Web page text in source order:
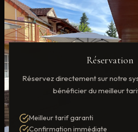
Réservation
Réservez directement sur notre
bénéficier du meilleur
Meilleur tarif garanti
Confirmation immédiate